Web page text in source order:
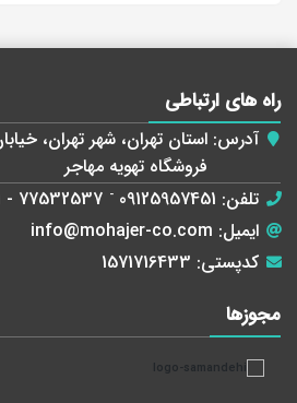
راه های ارتباطی
آدرس:
فروشگاه تهویه مهاجر
تلفن: 09125957451
-
77532537 - 77653561
ایمیل: info@mohajer-co.com
کدپستی: 1571716433
مجوز‌ها